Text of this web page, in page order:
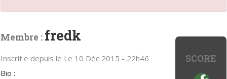
SCORE
Membre : fredk
Inscrit·e depuis le Le 10 Déc 2015 - 22h46
Bio :